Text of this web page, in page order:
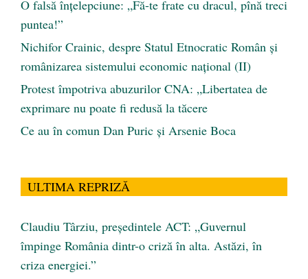
O falsă înțelepciune: „Fă-te frate cu dracul, pînă treci
puntea!”
Nichifor Crainic, despre Statul Etnocratic Român şi
românizarea sistemului economic naţional (II)
Protest împotriva abuzurilor CNA: „Libertatea de
exprimare nu poate fi redusă la tăcere
Ce au în comun Dan Puric şi Arsenie Boca
ULTIMA REPRIZĂ
Claudiu Târziu, președintele ACT: „Guvernul
împinge România dintr-o criză în alta. Astăzi, în
criza energiei.”